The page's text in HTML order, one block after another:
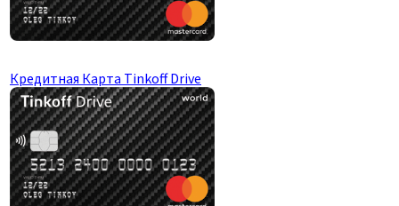
Кредитная Карта Tinkoff Drive